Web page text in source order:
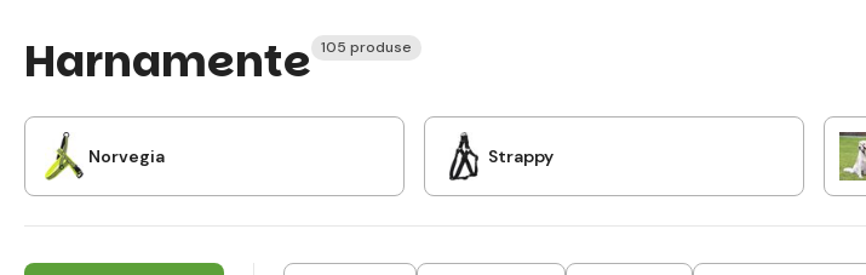
Harnamente 105 produse
Norvegia Strappy